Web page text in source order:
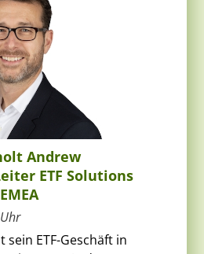
Andrew
ETF Solutions
sein ETF-Geschäft in